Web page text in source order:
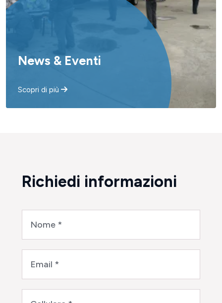
News & Eventi
Scopri di più
Richiedi informazioni